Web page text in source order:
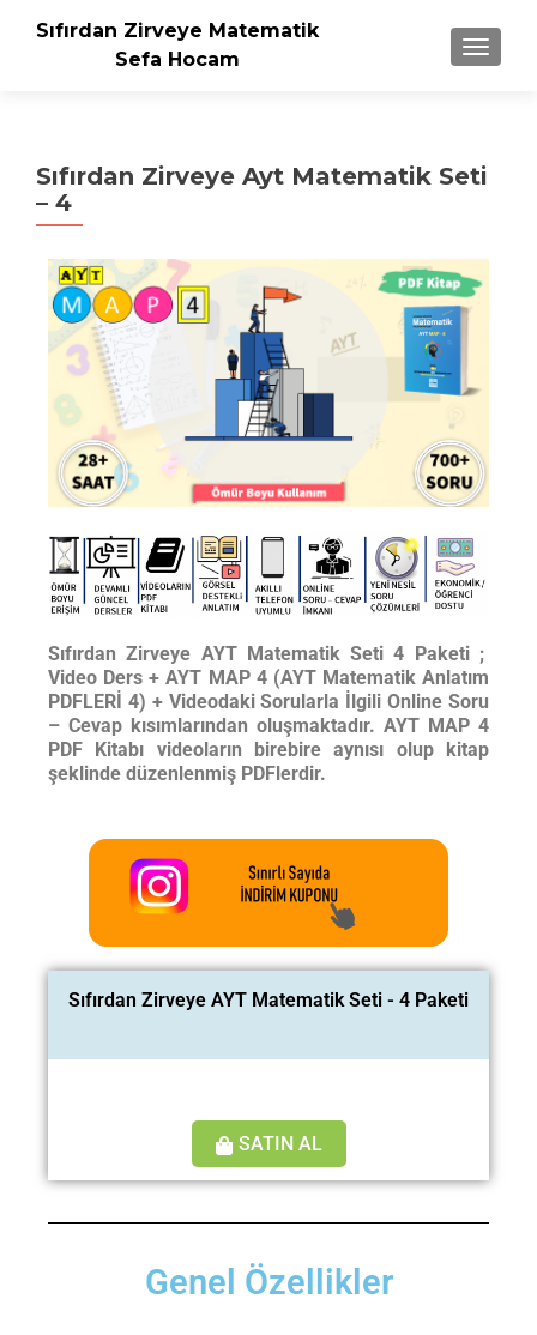
Sıfırdan Zirveye Matematik
Sefa Hocam
Sıfırdan Zirveye Ayt Matematik Seti
– 4
Sıfırdan Zirveye AYT Matematik Seti 4 Paketi ;
Video Ders + AYT MAP 4 (AYT Matematik Anlatım
PDFLERİ 4) + Videodaki Sorularla İlgili Online Soru
– Cevap kısımlarından oluşmaktadır. AYT MAP 4
PDF Kitabı videoların birebire aynısı olup kitap
şeklinde düzenlenmiş PDFlerdir.
Sıfırdan Zirveye AYT Matematik Seti - 4 Paketi
SATIN AL
Genel Özellikler